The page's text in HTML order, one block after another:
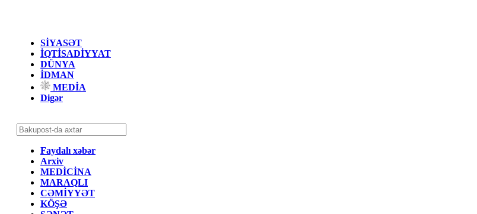
SİYASƏT
İQTİSADİYYAT
DÜNYA
İDMAN
MEDİA
Digər
Faydalı xəbər
Arxiv
MEDİCİNA
MARAQLI
CƏMİYYƏT
KÖŞƏ